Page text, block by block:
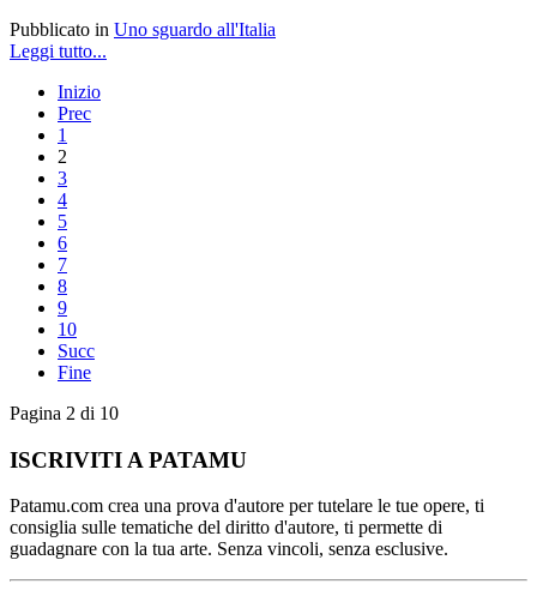
Pubblicato in Uno sguardo all'Italia
Leggi tutto...
Inizio
Prec
1
2
3
4
5
6
7
8
9
10
Succ
Fine
Pagina 2 di 10
ISCRIVITI A PATAMU
Patamu.com crea una prova d'autore per tutelare le tue opere, ti
consiglia sulle tematiche del diritto d'autore, ti permette di
guadagnare con la tua arte. Senza vincoli, senza esclusive.